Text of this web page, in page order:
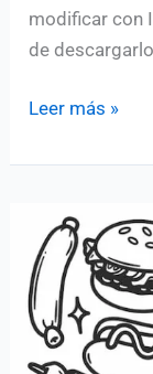
modificar con
de
Iconos
de
Leer más »